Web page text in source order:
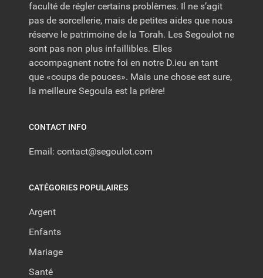
faculté de régler certains problèmes. Il ne s’agit
pas de sorcellerie, mais de petites aides que nous
réserve le patrimoine de la Torah. Les Segoulot ne
sont pas non plus infaillibles. Elles
accompagnent notre foi en notre D.ieu en tant
que «coups de pouces». Mais une chose est sure,
la meilleure Segoula est la prière!
CONTACT INFO
Email: contact@segoulot.com
CATÉGORIES POPULAIRES
Argent
Enfants
Mariage
Santé